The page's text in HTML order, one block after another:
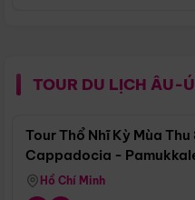
TOUR DU LỊCH ÂU-
Tour Thổ Nhĩ Kỳ Mùa
Cappadocia -
Hồ Chí Minh